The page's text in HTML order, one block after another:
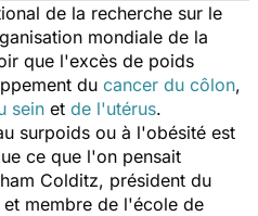
de la recherche sur le
mondiale de la
que l'excès de poids
du cancer du côlon,
sein et de l'utérus.
surpoids ou à l'obésité est
ce que l'on pensait
Colditz, président du
membre de l'école de